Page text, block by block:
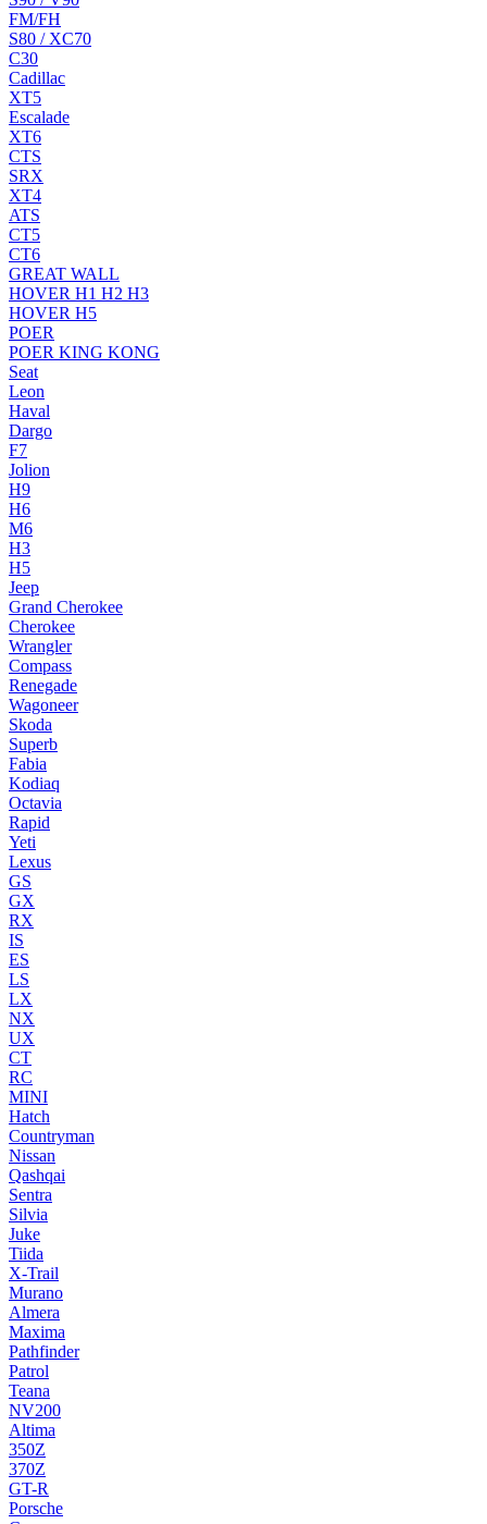
FM/FH
S80 / XC70
C30
Cadillac
XT5
Escalade
XT6
CTS
SRX
XT4
ATS
CT5
CT6
GREAT WALL
HOVER H1 H2 H3
HOVER H5
POER
POER KING KONG
Seat
Leon
Haval
Dargo
F7
Jolion
H9
H6
M6
H3
H5
Jeep
Grand Cherokee
Cherokee
Wrangler
Compass
Renegade
Wagoneer
Skoda
Superb
Fabia
Kodiaq
Octavia
Rapid
Yeti
Lexus
GS
GX
RX
IS
ES
LS
LX
NX
UX
CT
RC
MINI
Hatch
Countryman
Nissan
Qashqai
Sentra
Silvia
Juke
Tiida
X-Trail
Murano
Almera
Maxima
Pathfinder
Patrol
Teana
NV200
Altima
350Z
370Z
GT-R
Porsche